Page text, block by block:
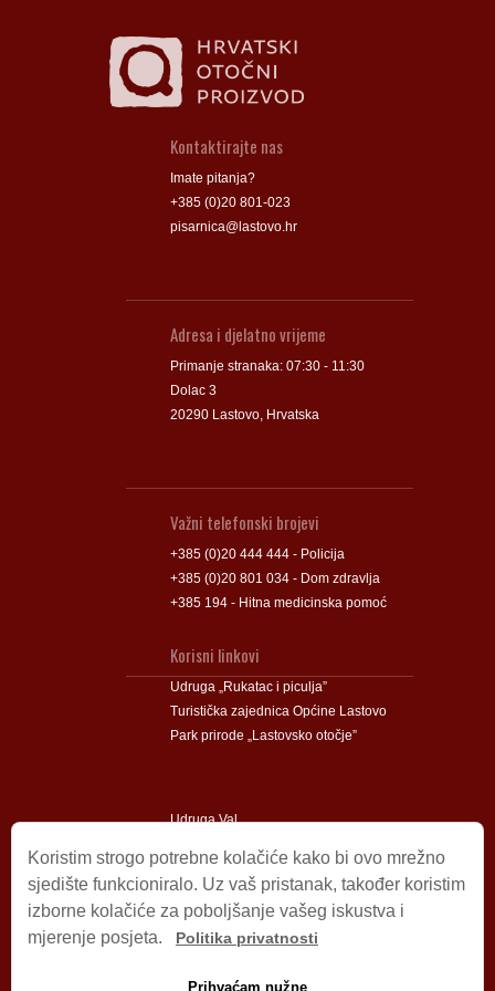
Kontaktirajte nas
Imate pitanja?
+385 (0)20 801-023
pisarnica@lastovo.hr
Adresa i djelatno vrijeme
Primanje stranaka: 07:30 - 11:30
Dolac 3
20290 Lastovo, Hrvatska
Važni telefonski brojevi
+385 (0)20 444 444 - Policija
+385 (0)20 801 034 - Dom zdravlja
+385 194 - Hitna medicinska pomoć
Korisni linkovi
Udruga „Rukatac i piculja”
Turistička zajednica Općine Lastovo
Park prirode „Lastovsko otočje”
Udruga Val
Impressum
© 2009 – 2026 Općina Lastovo.
Koristim strogo potrebne kolačiće kako bi ovo mrežno
sjedište funkcioniralo. Uz vaš pristanak, također koristim
izborne kolačiće za poboljšanje vašeg iskustva i
mjerenje posjeta.
Politika privatnosti
Prihvaćam nužne